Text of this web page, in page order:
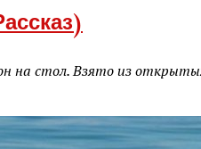
на стол. Взято из